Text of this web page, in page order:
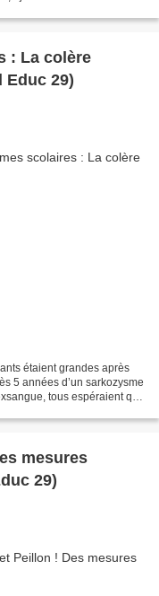
: La colère
29)
étaient grandes après
5 années d’un sarkozysme
tous espéraient que
mesures
29)